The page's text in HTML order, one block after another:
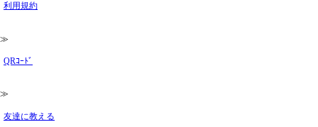
利用規約
≫
QRｺｰﾄﾞ
≫
友達に教える